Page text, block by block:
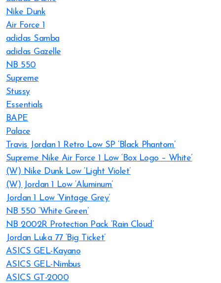
Nike Dunk
Air Force 1
adidas Samba
adidas Gazelle
NB 550
Supreme
Stussy
Essentials
BAPE
Palace
Travis Jordan 1 Retro Low SP ‘Black Phantom’
Supreme Nike Air Force 1 Low ‘Box Logo – White’
(W) Nike Dunk Low ‘Light Violet’
(W) Jordan 1 Low ‘Aluminum’
Jordan 1 Low ‘Vintage Grey’
NB 550 ‘White Green’
NB 2002R Protection Pack ‘Rain Cloud’
Jordan Luka 77 ‘Big Ticket’
ASICS GEL-Kayano
ASICS GEL-Nimbus
ASICS GT-2000